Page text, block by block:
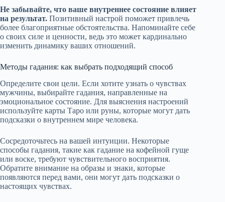
Не забывайте, что ваше внутреннее состояние влияет
на результат. Позитивный настрой поможет привлечь
более благоприятные обстоятельства. Напоминайте себе
о своих силе и ценности, ведь это может кардинально
изменить динамику ваших отношений.
Методы гадания: как выбрать подходящий способ
Определите свои цели. Если хотите узнать о чувствах
мужчины, выбирайте гадания, направленные на
эмоциональное состояние. Для выяснения настроений
используйте карты Таро или руны, которые могут дать
подсказки о внутреннем мире человека.
Сосредоточьтесь на вашей интуиции. Некоторые
способы гадания, такие как гадание на кофейной гуще
или воске, требуют чувствительного восприятия.
Обратите внимание на образы и знаки, которые
появляются перед вами, они могут дать подсказки о
настоящих чувствах.